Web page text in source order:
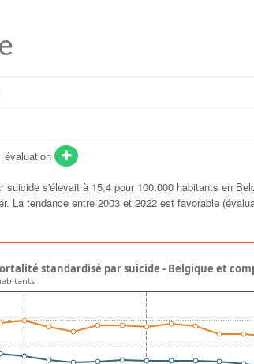
évaluation
suicide s'élevait à 15,4 pour 100.000 habitants en
La tendance entre 2003 et 2022 est favorable
standardisé par suicide - Belgique et